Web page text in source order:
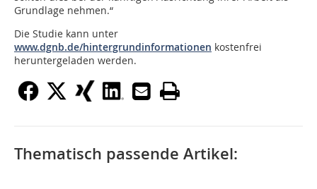
Grundlage nehmen.“
Die Studie kann unter
www.dgnb.de/hintergrundinformationen kostenfrei
heruntergeladen werden.­­­
Thematisch passende Artikel: